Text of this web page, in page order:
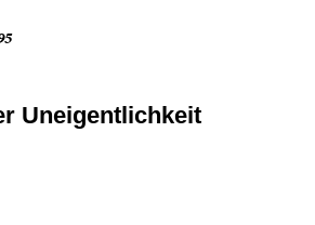
Uneigentlichkeit